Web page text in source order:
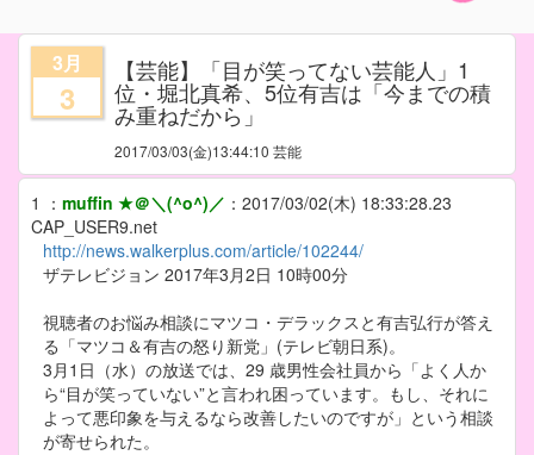
3月
3
【芸能】「目が笑ってない芸能人」1
位・堀北真希、5位有吉は「今までの積
み重ねだから」
2017/03/03(金)13:44:10 芸能
1 ： muffin ★＠＼(^o^)／ ： 2017/03/02(木) 18:33:28.23
CAP_USER9.net
http://news.walkerplus.com/article/102244/
ザテレビジョン 2017年3月2日 10時00分
視聴者のお悩み相談にマツコ・デラックスと有吉弘行が答え
る「マツコ＆有吉の怒り新党」(テレビ朝日系)。
3月1日（水）の放送では、29 歳男性会社員から「よく人か
ら“目が笑っていない”と言われ困っています。もし、それに
よって悪印象を与えるなら改善したいのですが」という相談
が寄せられた。